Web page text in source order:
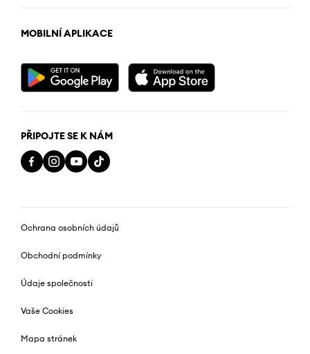
MOBILNÍ APLIKACE
PŘIPOJTE SE K NÁM
Ochrana osobních údajů
Obchodní podmínky
Údaje společnosti
Vaše Cookies
Mapa stránek